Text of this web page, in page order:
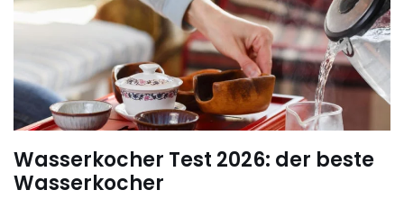
Wasserkocher Test 2026: der beste
Wasserkocher